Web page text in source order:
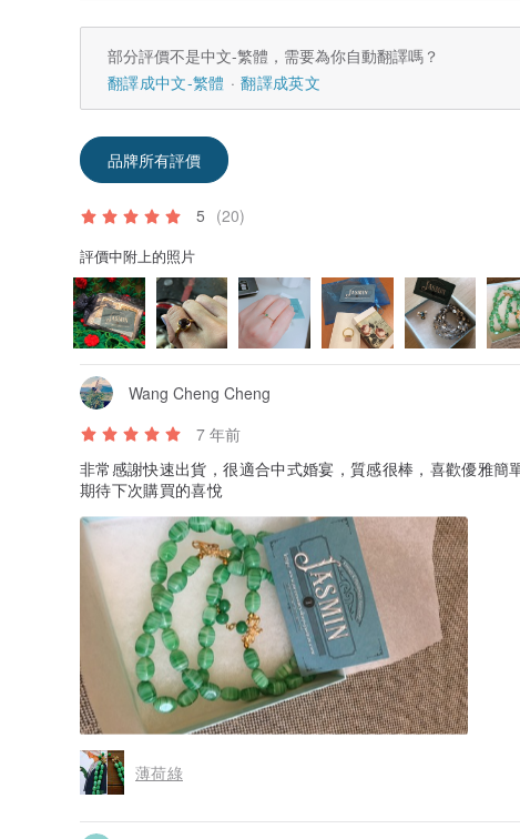
部分評價不是中文-繁體，需要為你自動翻譯嗎？
翻譯成中文-繁體
翻譯成英文
品牌所有評價
5 (20)
評價中附上的照片
Wang Cheng Cheng
7 年前
非常感謝快速出貨，很適合中式婚宴，質感很棒，喜歡優雅簡
期待下次購買的喜悅
薄荷綠